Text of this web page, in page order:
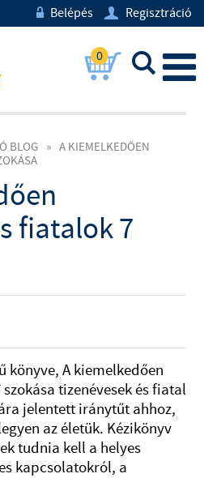
w Belépés U Regisztráció
0 L
BLOG » A KIEMELKEDŐEN
fiatalok 7
könyve, A kiemelkedően
tizenévesek és fiatal
jelentett iránytűt ahhoz,
az életük. Kézikönyv
tudnia kell a helyes
kapcsolatokról, a